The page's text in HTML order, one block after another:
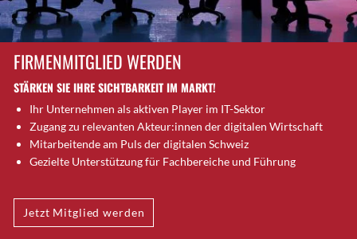
Burgdorf
Bäretswil
Bülach
Cazis
Cham
Chur
Crissier
Dierikon
Dietikon
FIRMENMITGLIED WERDEN
STÄRKEN SIE IHRE SICHTBARKEIT IM MARKT!
Ihr Unternehmen als aktiven Player im IT-Sektor
Zugang zu relevanten Akteur:innen der digitalen Wirtschaft
Mitarbeitende am Puls der digitalen Schweiz
Gezielte Unterstützung für Fachbereiche und Führung
Jetzt Mitglied werden